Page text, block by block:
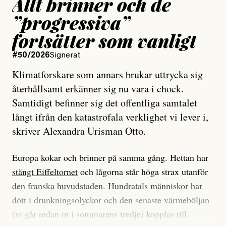
”progressiva”
fortsätter som vanligt
#50/2026Signerat
Klimatforskare som annars brukar uttrycka sig
återhållsamt erkänner sig nu vara i chock.
Samtidigt befinner sig det offentliga samtalet
långt ifrån den katastrofala verklighet vi lever i,
skriver Alexandra Urisman Otto.
Europa kokar och brinner på samma gång. Hettan har
stängt Eiffeltornet och lågorna står höga strax utanför
den franska huvudstaden. Hundratals människor har
dött i drunkningsolyckor och den senaste värmeböljan
(vi går redan in i sommarens tredje) kopplas till